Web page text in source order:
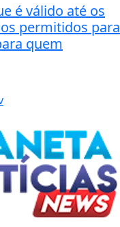
é válido até os
permitidos para
quem